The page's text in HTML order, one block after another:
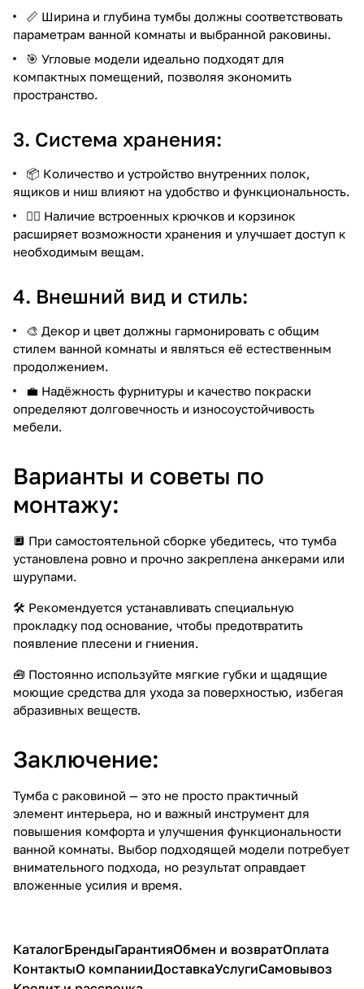
📏 Ширина и глубина тумбы должны соответствовать
параметрам ванной комнаты и выбранной раковины.
🎯 Угловые модели идеально подходят для
компактных помещений, позволяя экономить
пространство.
3. Система хранения:
📦 Количество и устройство внутренних полок,
ящиков и ниш влияют на удобство и функциональность.
🏋️‍♂️ Наличие встроенных крючков и корзинок
расширяет возможности хранения и улучшает доступ к
необходимым вещам.
4. Внешний вид и стиль:
🎨 Декор и цвет должны гармонировать с общим
стилем ванной комнаты и являться её естественным
продолжением.
💼 Надёжность фурнитуры и качество покраски
определяют долговечность и износоустойчивость
мебели.
Варианты и советы по
монтажу:
🔲 При самостоятельной сборке убедитесь, что тумба
установлена ровно и прочно закреплена анкерами или
шурупами.
🛠️ Рекомендуется устанавливать специальную
прокладку под основание, чтобы предотвратить
появление плесени и гниения.
🧰 Постоянно используйте мягкие губки и щадящие
моющие средства для ухода за поверхностью, избегая
абразивных веществ.
Заключение:
Тумба с раковиной — это не просто практичный
элемент интерьера, но и важный инструмент для
повышения комфорта и улучшения функциональности
ванной комнаты. Выбор подходящей модели потребует
внимательного подхода, но результат оправдает
вложенные усилия и время.
КаталогБрендыГарантияОбмен и возвратОплата
КонтактыО компанииДоставкаУслугиСамовывоз